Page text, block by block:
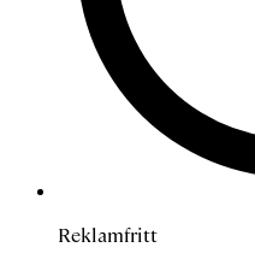
Reklamfritt